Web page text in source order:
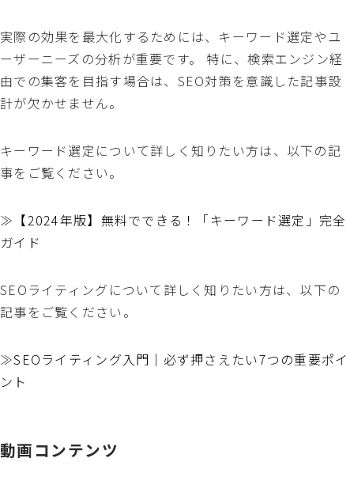
実際の効果を最大化するためには、キーワード選定やユ
ーザーニーズの分析が重要です。 特に、検索エンジン経
由での集客を目指す場合は、SEO対策を意識した記事設
計が欠かせません。
キーワード選定について詳しく知りたい方は、以下の記
事をご覧ください。
≫ 【2024年版】無料でできる！「キーワード選定」完全
ガイド
SEOライティングについて詳しく知りたい方は、以下の
記事をご覧ください。
≫SEOライティング入門｜必ず押さえたい7つの重要ポイ
ント
動画コンテンツ